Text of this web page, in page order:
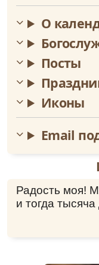
О
Посты
Иконы
Email
Радость моя!
и тогда